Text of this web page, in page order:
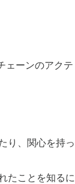
ェーンのア
、関心を持
ことを知る